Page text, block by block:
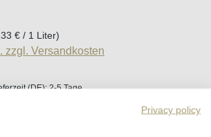
€ / 1 Liter)
zzgl. Versandkosten
(DE): 2-5 Tage
Gib den gewünschten
Privacy policy